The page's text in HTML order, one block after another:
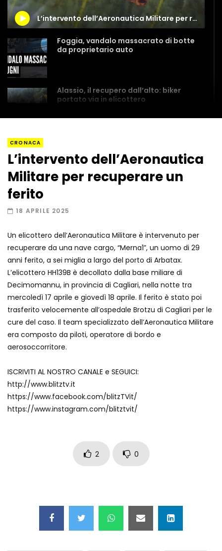
L’intervento dell’Aeronautica Militare per recuperare un ferito
Foggia, vandalo massacrato di botte
da proprietario auto
Alassio, il recupero dall’alto: biker
portato via in elicottero
Roma, la metro C diventa un museo:
ecco cosa c’è nelle nuove stazioni
Lucca, blitz della Finanza nello studio
medico abusivo
Maschere e lusso fake: blitz nella villa-
showroom
Gioia Tauro, carico esplosivo in un
container: il momento in cui viene fatto
brillare
sequestro del 17enne
CRONACA
L’intervento dell’Aeronautica
Militare per recuperare un
ferito
18 APRILE 2025
Un elicottero dell’Aeronautica Militare è intervenuto per
recuperare da una nave cargo, “Merna1”, un uomo di 29
anni ferito, a sei miglia a largo del porto di Arbatax.
L’elicottero HH139B è decollato dalla base miliare di
Decimomannu, in provincia di Cagliari, nella notte tra
mercoledì 17 aprile e giovedì 18 aprile. Il ferito è stato poi
trasferito velocemente all’ospedale Brotzu di Cagliari per le
cure del caso. Il team specializzato dell’Aeronautica Militare
era composto da piloti, operatore di bordo e
aerosoccorritore.
ISCRIVITI AL NOSTRO CANALE e SEGUICI:
http://www.blitztv.it
https://www.facebook.com/blitzTVit/
https://www.instagram.com/blitztvit/
2 0